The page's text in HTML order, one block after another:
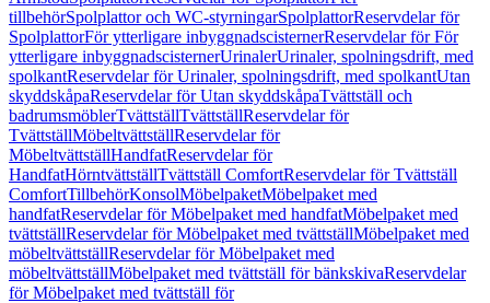
tillbehörSpolplattor och WC-styrningarSpolplattorReservdelar för
SpolplattorFör ytterligare inbyggnadscisternerReservdelar för För
ytterligare inbyggnadscisternerUrinalerUrinaler, spolningsdrift, med
spolkantReservdelar för Urinaler, spolningsdrift, med spolkantUtan
skyddskåpaReservdelar för Utan skyddskåpaTvättställ och
badrumsmöblerTvättställTvättställReservdelar för
TvättställMöbeltvättställReservdelar för
MöbeltvättställHandfatReservdelar för
HandfatHörntvättställTvättställ ComfortReservdelar för Tvättställ
ComfortTillbehörKonsolMöbelpaketMöbelpaket med
handfatReservdelar för Möbelpaket med handfatMöbelpaket med
tvättställReservdelar för Möbelpaket med tvättställMöbelpaket med
möbeltvättställReservdelar för Möbelpaket med
möbeltvättställMöbelpaket med tvättställ för bänkskivaReservdelar
för Möbelpaket med tvättställ för